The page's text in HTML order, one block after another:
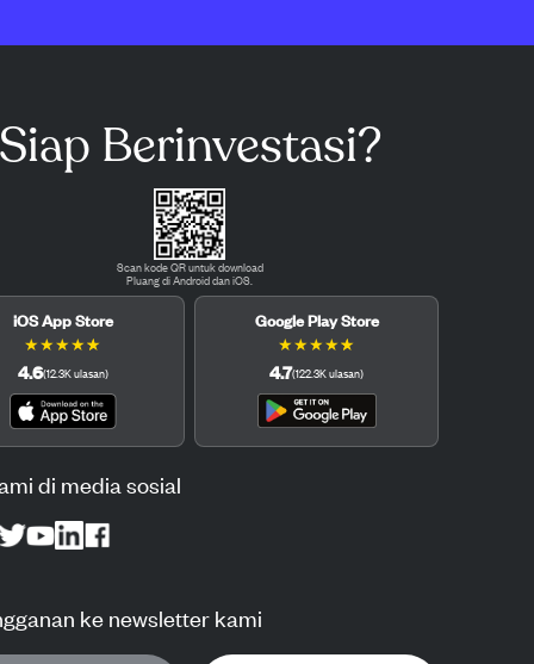
Berinvestasi?
Scan kode QR untuk download
Pluang di Android dan iOS.
iOS App Store
★★★★★
4.6(12.3Kulasan)
Google Play Store
★★★★★
4.7(122.3Kulasan)
di media sosial
ke newsletter kami